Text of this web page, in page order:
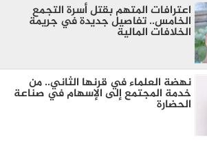
اعترافات المتهم بقتل أسرة التجمع
الخامس.. تفاصيل جديدة في جريمة
الخلافات المالية
نهضة العلماء في قرنها الثاني.. من
خدمة المجتمع إلى الإسهام في صناعة
الحضارة